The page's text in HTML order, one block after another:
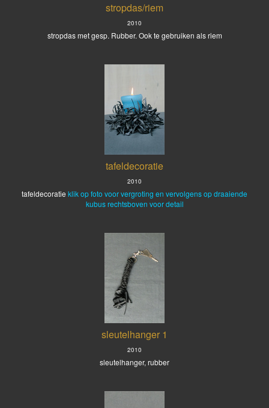
stropdas/riem
2010
stropdas met gesp. Rubber. Ook te gebruiken als riem
tafeldecoratie
2010
tafeldecoratie klik op foto voor vergroting en vervolgens op draaiende
kubus rechtsboven voor detail
sleutelhanger 1
2010
sleutelhanger, rubber